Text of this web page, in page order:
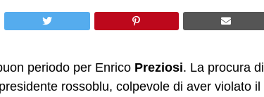
periodo per Enrico Preziosi. La procura di
rossoblu, colpevole di aver violato il